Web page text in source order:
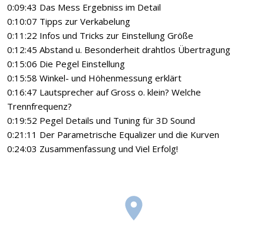
0:09:43 Das Mess Ergebniss im Detail
0:10:07 Tipps zur Verkabelung
0:11:22 Infos und Tricks zur Einstellung Größe
0:12:45 Abstand u. Besonderheit drahtlos Übertragung
0:15:06 Die Pegel Einstellung
0:15:58 Winkel- und Höhenmessung erklärt
0:16:47 Lautsprecher auf Gross o. klein? Welche
Trennfrequenz?
0:19:52 Pegel Details und Tuning für 3D Sound
0:21:11 Der Parametrische Equalizer und die Kurven
0:24:03 Zusammenfassung und Viel Erfolg!